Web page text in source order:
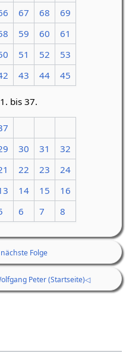
67 68
69
59 60
61
51 52
53
43 44 45
bis 37.
30 31
32
22 23
24
14 15
16
6 7 8
Folge
Peter (Startseite)◁